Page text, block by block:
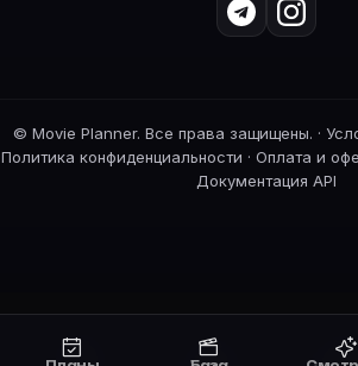
© Movie Planner. Все права защищены. ·
Политика конфиденциальности · Оплата и
Документация API